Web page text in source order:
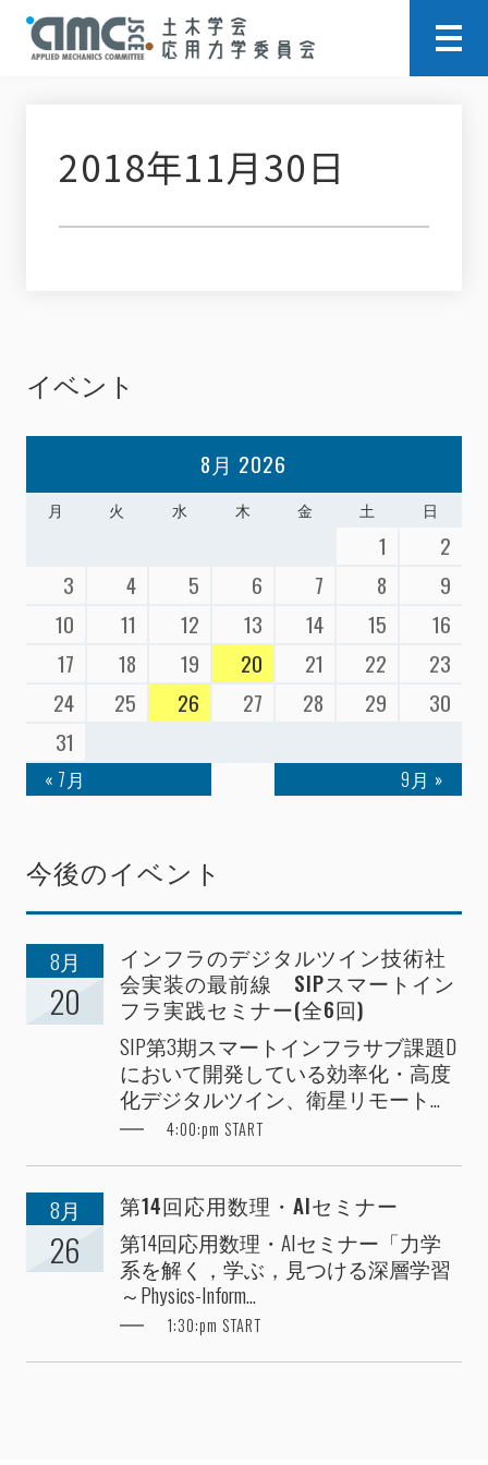
2018年11月30日
イベント
8月 2026
月 火 水 木 金 土 日
1
2
3
4 5 6 7 8
9
10
11 12 13 14 15
16
17
18 19 20 21 22
23
24
25 26 27 28 29
30
31
« 7月 9月 »
今後のイベント
8月
20
インフラのデジタルツイン技術社
会実装の最前線 SIPスマートイン
フラ実践セミナー(全6回)
SIP第3期スマートインフラサブ課題D
において開発している効率化・高度
化デジタルツイン、衛星リモート...
4:00:pm START
8月
26
第14回応用数理・AIセミナー
第14回応用数理・AIセミナー「力学
系を解く，学ぶ，見つける深層学習
～Physics-Inform...
1:30:pm START